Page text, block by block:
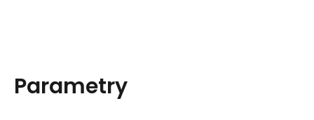
Parametry